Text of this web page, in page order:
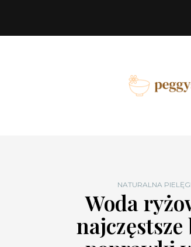
NATURALNA
Woda
najczęstsze